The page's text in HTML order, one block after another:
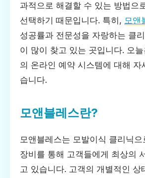
과적으로 해결할 수 있는 방법으
선택하기 때문입니다. 특히, 모앤
성공률과 전문성을 자랑하는 클
이 많이 찾고 있는 곳입니다. 오
의 온라인 예약 시스템에 대해 자
습니다.
모앤블레스란?
모앤블레스는 모발이식 클리닉
장비를 통해 고객들에게 최상의
고 있습니다. 고객의 개별적인 상